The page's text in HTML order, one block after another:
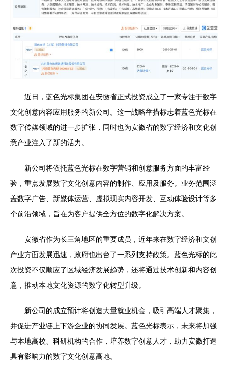
近日，蓝色光标集团在安徽省正式投资成立了一家专注于数字
文化创意内容应用服务的新公司。这一战略举措标志着蓝色光标在
数字传媒领域的进一步扩张，同时也为安徽省的数字经济和文化创
意产业注入了新的活力。
新公司将依托蓝色光标在数字营销和创意服务方面的丰富经
验，重点发展数字文化创意内容的制作、应用及服务。业务范围涵
盖数字广告、新媒体运营、虚拟现实内容开发、互动体验设计等多
个前沿领域，旨在为客户提供全方位的数字化解决方案。
安徽省作为长三角地区的重要成员，近年来在数字经济和文创
产业方面发展迅速，政府也出台了一系列支持政策。蓝色光标的此
次投资不仅顺应了区域经济发展趋势，还将通过技术创新和内容创
意，推动本地文化资源的数字化转型升级。
新公司的成立预计将创造大量就业机会，吸引高端人才聚集，
并促进产业链上下游企业的协同发展。蓝色光标表示，未来将加强
与本地高校、科研机构的合作，培养数字创意人才，助力安徽打造
具有影响力的数字文化创意高地。